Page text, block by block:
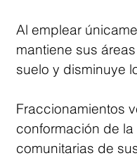
Al emplear
mantiene sus
suelo y disminuye
Fraccionamientos
conformación de
comunitarias de